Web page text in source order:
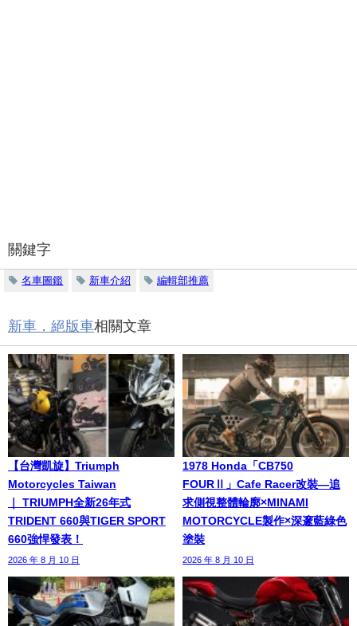
關鍵字
名車圖鑑 新車介紹 編輯部推薦
新車．絕版車相關文章
【台灣凱旋】Triumph
Motorcycles Taiwan
｜ TRIUMPH全新26年式
TRIDENT 660與TIGER SPORT
660強悍發表！
2026 年 8 月 10 日
1978 Honda「CB750
FOURⅡ」Cafe Racer改裝—追
求側視整體輪廓×MINAMI
MOTORCYCLE製作×深邃藍綠色
塗裝
2026 年 8 月 10 日